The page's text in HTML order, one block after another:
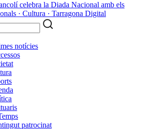
celebra la Diada Nacional amb els
· Cultura · Tarragona Digital
notícies
patrocinat